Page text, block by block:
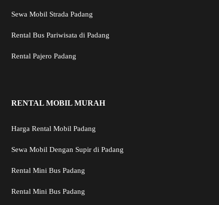
Sewa Mobil Strada Padang
Rental Bus Pariwisata di Padang
Rental Pajero Padang
RENTAL MOBIL MURAH
Harga Rental Mobil Padang
Sewa Mobil Dengan Supir di Padang
Rental Mini Bus Padang
Rental Mini Bus Padang